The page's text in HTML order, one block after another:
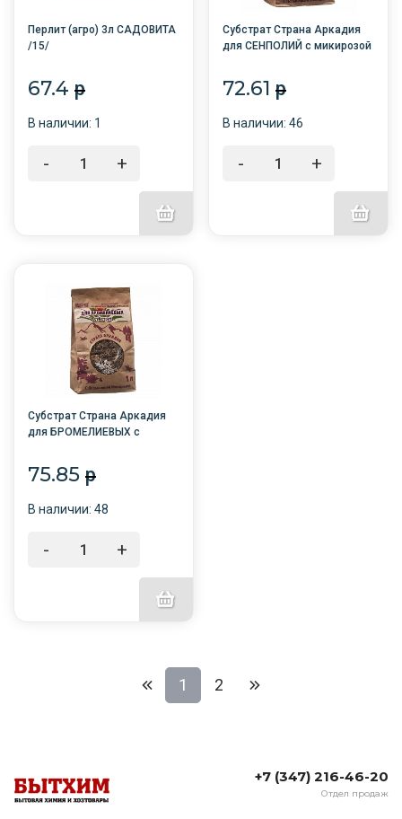
Перлит (агро) 3л САДОВИТА
/15/
67.4 p
В наличии: 1
- +
Субстрат Страна Аркадия
для СЕНПОЛИЙ с микирозой
72.61p
В наличии: 46
- +
Субстрат Страна Аркадия
для БРОМЕЛИЕВЫХ с
Башинком
75.85 p
В наличии: 48
- +
1 2
+7 (347) 216-46-20
Отдел продаж